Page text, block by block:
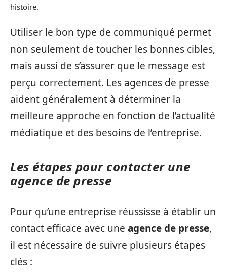
histoire.
Utiliser le bon type de communiqué permet
non seulement de toucher les bonnes cibles,
mais aussi de s’assurer que le message est
perçu correctement. Les agences de presse
aident généralement à déterminer la
meilleure approche en fonction de l’actualité
médiatique et des besoins de l’entreprise.
Les étapes pour contacter une
agence de presse
Pour qu’une entreprise réussisse à établir un
contact efficace avec une agence de presse,
il est nécessaire de suivre plusieurs étapes
clés :